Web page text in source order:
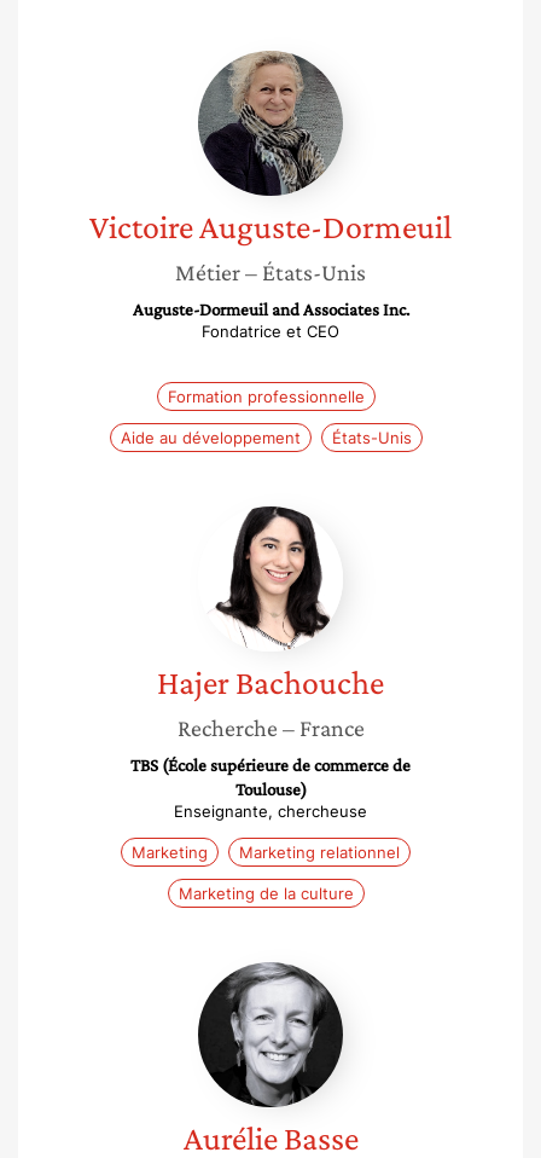
Victoire
Auguste-
Dormeuil
VictoireAuguste-Dormeuil
Métier– États-Unis
Auguste-Dormeuil and Associates Inc.
Fondatrice et CEO
Formation professionnelle
Aide au développement États-Unis
Hajer
Bachouche
HajerBachouche
Recherche – France
TBS (École supérieure de commerce de
Toulouse)
Enseignante, chercheuse
Marketing Marketing relationnel
Marketing de la culture
Aurélie
Basse
Aurélie Basse